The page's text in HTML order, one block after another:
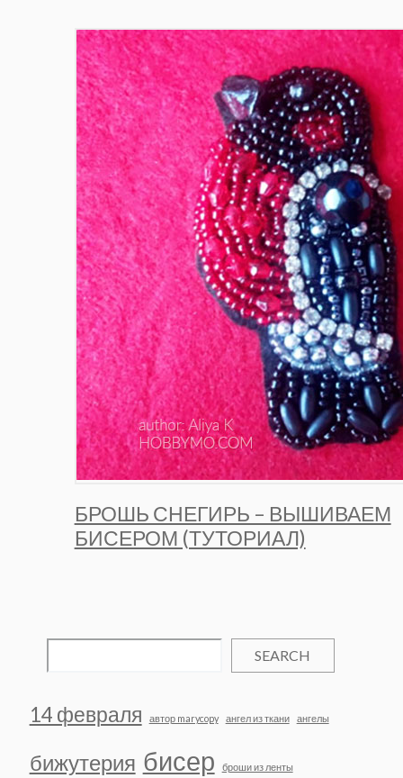
БРОШЬ СНЕГИРЬ – ВЫШИВАЕМ
БИСЕРОМ (ТУТОРИАЛ)
SEARCH
14 февраля автор marycopy ангел из ткани ангелы
бижутерия бисер броши из ленты